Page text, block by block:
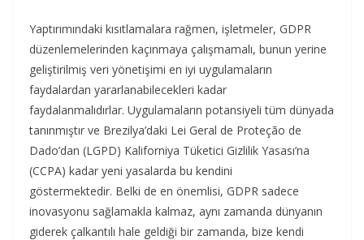
Yaptırımındaki kısıtlamalara rağmen, işletmeler, GDPR
düzenlemelerinden kaçınmaya çalışmamalı, bunun yerine
geliştirilmiş veri yönetişimi en iyi uygulamaların
faydalardan yararlanabilecekleri kadar
faydalanmalıdırlar. Uygulamaların potansiyeli tüm dünyada
tanınmıştır ve Brezilya’daki Lei Geral de Proteção de
Dado’dan (LGPD) Kaliforniya Tüketici Gizlilik Yasası’na
(CCPA) kadar yeni yasalarda bu kendini
göstermektedir. Belki de en önemlisi, GDPR sadece
inovasyonu sağlamakla kalmaz, aynı zamanda dünyanın
giderek çalkantılı hale geldiği bir zamanda, bize kendi